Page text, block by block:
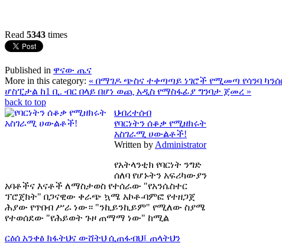
Read 5343 times
Published in ዋናው ጤና
More in this category: « በማገዶ ጭስና ተቀጣጣይ ነገሮች የሚመጣ የሳንባ
ሆስፒታል ከ1 ቢ. ብር በላይ በሆነ ወጪ አዲስ የማስፋፊያ ግንባታ ጀመረ »
back to top
ህብረተሰብ
የባርነትን ሰቆቃ የሚዘክሩት
አስገራሚ ሀውልቶች!
Written by Administrator
የአትላንቲክ የባርነት ንግድ
ሰለባ የሆኑትን አፍሪካውያን
አባቶችና እናቶች ለማስታወስ የተሰራው "የአንሴስተር
ፕሮጀክት" በጋናዊው ቀራጭ ኳሜ አኮቶ-ባምፎ የተዘጋጀ
ሕያው የጥበብ ሥራ ነው። "ንኪይንኪይም" የሚለው ስያሜ
የተወሰደው "የሕይወት ጉዞ ጠማማ ነው" ከሚል
ርዕሰ አንቀፅ ክፋትህና ውሸትህ ሲጠፋብህ፤ ጠላትህን